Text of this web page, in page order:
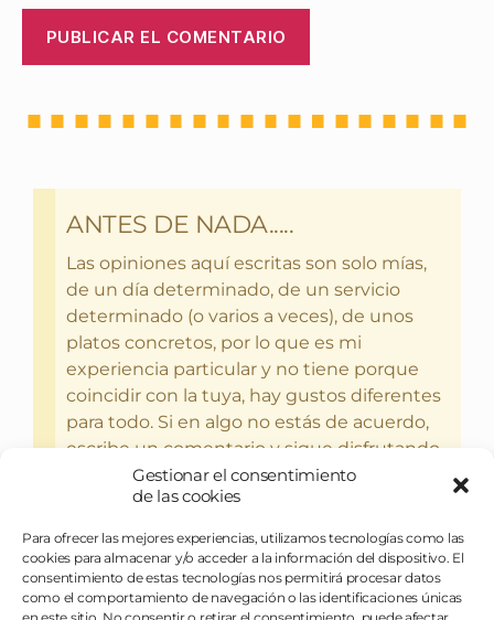
Gestionar el consentimiento
de las cookies
Para ofrecer las mejores experiencias, utilizamos tecnologías como las
cookies para almacenar y/o acceder a la información del dispositivo. El
consentimiento de estas tecnologías nos permitirá procesar datos
como el comportamiento de navegación o las identificaciones únicas
ANTES DE NADA.....
Las opiniones aquí escritas son solo mías,
de un día determinado, de un servicio
determinado (o varios a veces), de unos
platos concretos, por lo que es mi
experiencia particular y no tiene porque
coincidir con la tuya, hay gustos diferentes
para todo. Si en algo no estás de acuerdo,
escribe un comentario y sigue disfrutando
del bebercio y el glotoneo.